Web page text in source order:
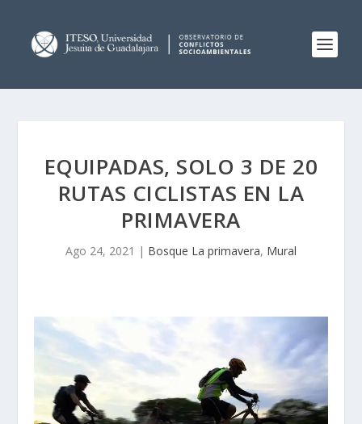
EQUIPADAS, SOLO 3 DE 20
RUTAS CICLISTAS EN LA
PRIMAVERA
Ago 24, 2021 | Bosque La primavera, Mural